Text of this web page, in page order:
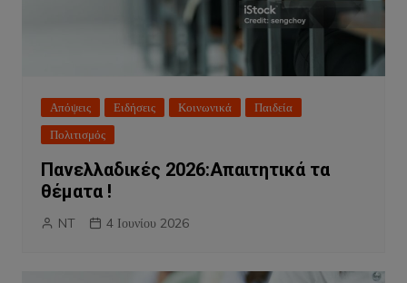
Απόψεις Ειδήσεις Κοινωνικά
Παιδεία
Πολιτισμός
Πανελλαδικές 2026:Απαιτητικά τα
θέματα !
NT 4 Ιουνίου 2026